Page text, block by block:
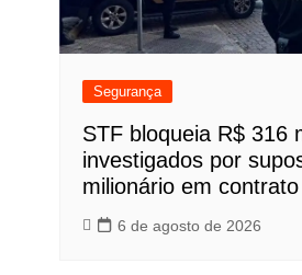
Segurança
STF bloqueia R$ 316
investigados por
milionário em
6 de agosto de 2026